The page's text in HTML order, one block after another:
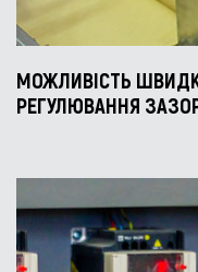
МОЖЛИВІСТЬ
РЕГУЛЮВАННЯ